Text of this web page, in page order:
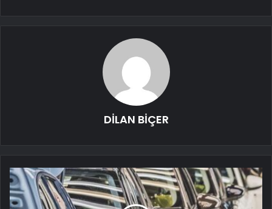
DİLAN BİÇER